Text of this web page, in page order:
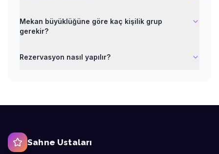
Mekan büyüklüğüne göre kaç kişilik grup
gerekir?
Rezervasyon nasıl yapılır?
Sahne Ustaları